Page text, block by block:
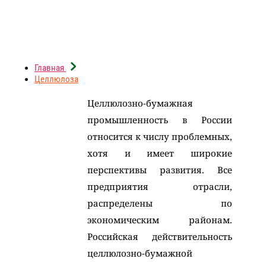
Главная
Целлюлоза
Целлюлозно-бумажная
промышленность в России
относится к числу проблемных,
хотя и имеет широкие
перспективы развития. Все
предприятия отрасли,
распределены по
экономическим районам.
Российская действительность
целлюлозно-бумажной